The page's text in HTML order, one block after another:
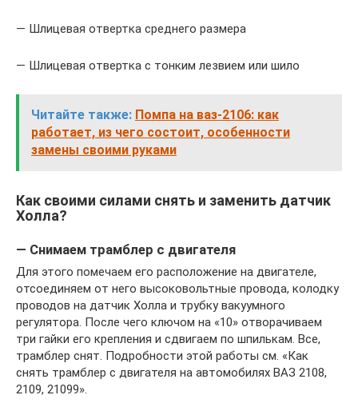
— Шлицевая отвертка среднего размера
— Шлицевая отвертка с тонким лезвием или шило
Читайте также: Помпа на ваз-2106: как
работает, из чего состоит, особенности
замены своими руками
Как своими силами снять и заменить датчик
Холла?
— Снимаем трамблер с двигателя
Для этого помечаем его расположение на двигателе,
отсоединяем от него высоковольтные провода, колодку
проводов на датчик Холла и трубку вакуумного
регулятора. После чего ключом на «10» отворачиваем
три гайки его крепления и сдвигаем по шпилькам. Все,
трамблер снят. Подробности этой работы см. «Как
снять трамблер с двигателя на автомобилях ВАЗ 2108,
2109, 21099».